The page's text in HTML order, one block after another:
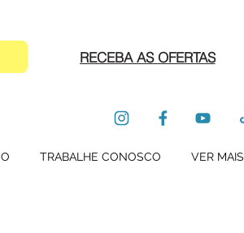
RECEBA AS OFERTAS
TRABALHE CONOSCO VER MAIS